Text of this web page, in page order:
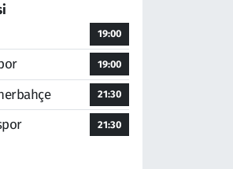
19:00
19:00
21:30
21:30